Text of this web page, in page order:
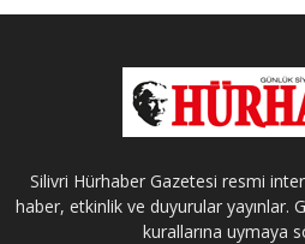
Silivri Hürhaber Gazetesi resmi
haber, etkinlik ve duyurular yayınlar.
kurallarına uymaya